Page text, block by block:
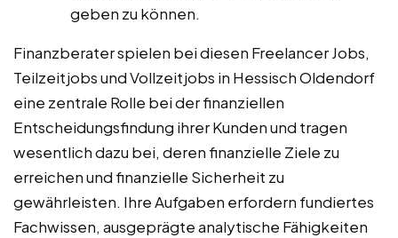
geben zu können.
Finanzberater spielen bei diesen Freelancer Jobs,
Teilzeitjobs und Vollzeitjobs in Hessisch Oldendorf
eine zentrale Rolle bei der finanziellen
Entscheidungsfindung ihrer Kunden und tragen
wesentlich dazu bei, deren finanzielle Ziele zu
erreichen und finanzielle Sicherheit zu
gewährleisten. Ihre Aufgaben erfordern fundiertes
Fachwissen, ausgeprägte analytische Fähigkeiten